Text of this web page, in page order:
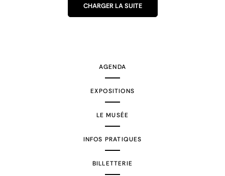
CHARGER LA SUITE
AGENDA
EXPOSITIONS
LE MUSÉE
INFOS PRATIQUES
BILLETTERIE